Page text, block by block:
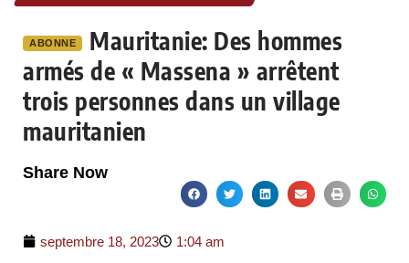
ABONNE
Mauritanie: Des hommes
armés de « Massena » arrêtent
trois personnes dans un village
mauritanien
Share Now
septembre 18, 2023 1:04 am